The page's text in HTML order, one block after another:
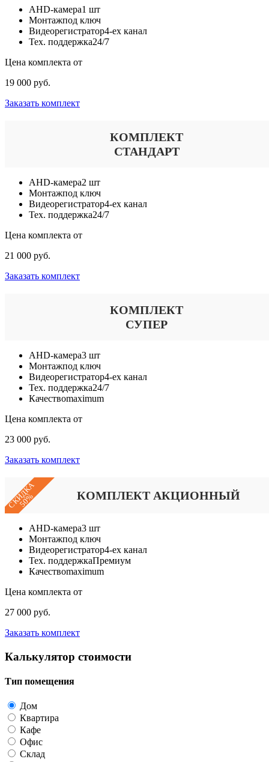
AHD-камера1 шт
Монтажпод ключ
Видеорегистратор4-ех канал
Тех. поддержка24/7
Цена комплекта от
19 000 руб.
Заказать комплект
КОМПЛЕКТ
СТАНДАРТ
AHD-камера2 шт
Монтажпод ключ
Видеорегистратор4-ех канал
Тех. поддержка24/7
Цена комплекта от
21 000 руб.
Заказать комплект
КОМПЛЕКТ
СУПЕР
AHD-камера3 шт
Монтажпод ключ
Видеорегистратор4-ех канал
Тех. поддержка24/7
Качествоmaximum
Цена комплекта от
23 000 руб.
Заказать комплект
СКИДКА
50% КОМПЛЕКТ АКЦИОННЫЙ
AHD-камера3 шт
Монтажпод ключ
Видеорегистратор4-ех канал
Тех. поддержкаПремиум
Качествоmaximum
Цена комплекта от
27 000 руб.
Заказать комплект
Калькулятор стоимости
Тип помещения
Дом
Квартира
Кафе
Офис
Склад